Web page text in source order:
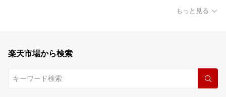
もっと見る
楽天市場から検索